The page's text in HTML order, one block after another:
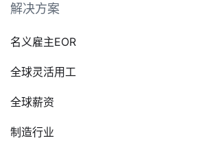
解决方案
名义雇主EOR
全球灵活用工
全球薪资
制造行业